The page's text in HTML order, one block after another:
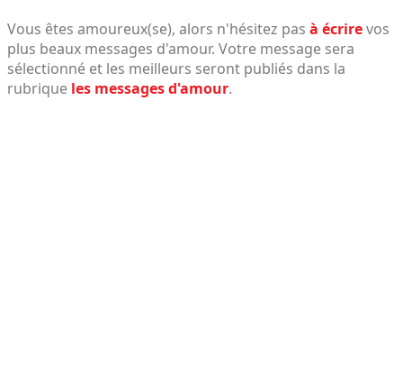
Vous êtes amoureux(se), alors n'hésitez pas à écrirevos
plus beaux messages d'amour. Votre message sera
sélectionné et les meilleurs seront publiés dans la
rubrique les messages d'amour.